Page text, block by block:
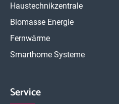
Haustechnikzentrale
Biomasse Energie
Fernwärme
Smarthome Systeme
Service